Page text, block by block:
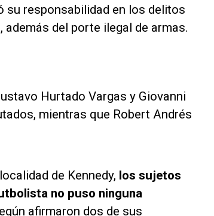
su responsabilidad en los delitos
del porte ilegal de armas.
Hurtado Vargas y Giovanni
mientras que Robert Andrés
de Kennedy, los sujetos
no puso ninguna
afirmaron dos de sus